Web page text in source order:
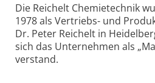
Die Reichelt Chemietechnik
1978 als Vertriebs- und
Dr. Peter Reichelt in
sich das Unternehmen als
verstand.